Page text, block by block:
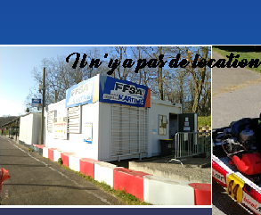
contenu
principal